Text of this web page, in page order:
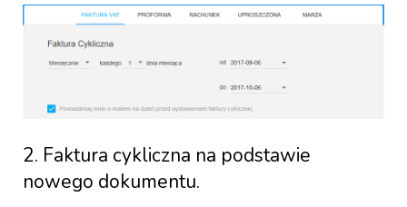
2. Faktura cykliczna na podstawie
nowego dokumentu.